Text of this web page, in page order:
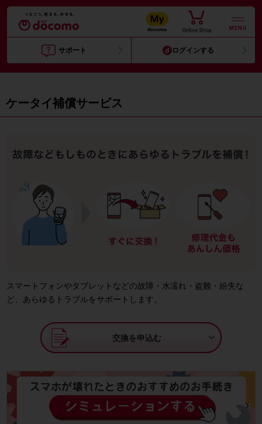
MENU
サポート ログインする
ケータイ補償サービス
スマートフォンやタブレットなどの故障・水濡れ・盗難・紛失な
ど、あらゆるトラブルをサポートします。
交換を申込む 